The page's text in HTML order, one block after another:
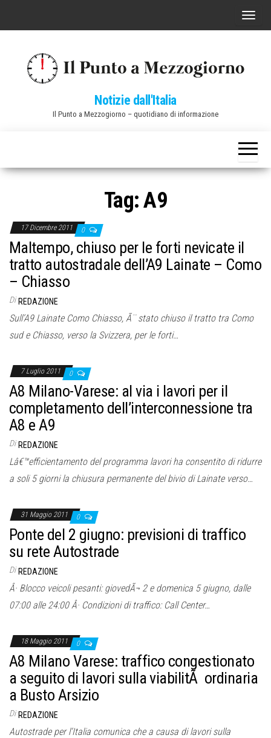
C
a
v
o
Notizie dall'Italia
Il Punto a Mezzogiorno – quotidiano di informazione
Tag:A9
17 Dicembre 2011 0
Maltempo, chiuso per le forti nevicate il
tratto autostradale dell’A9 Lainate – Como
– Chiasso
Di REDAZIONE
Sull’A9 Lainate Como Chiasso, Ã¨ stato chiuso il tratto tra Como
sud e Chiasso, verso la Svizzera, per le forti…
7 Luglio 2011 0
A8 Milano-Varese: al via i lavori per il
completamento dell’interconnessione tra
A8 e A9
Di REDAZIONE
Lâ€™efficientamento del programma lavori ha consentito di ridurre
a soli 5 giorni la chiusura permanente del bivio di Lainate verso…
31 Maggio 2011 0
Ponte del 2 giugno: previsioni di traffico
su rete Autostrade
Di REDAZIONE
Â· Blocco veicoli pesanti: giovedÃ¬ 2 e domenica 5 giugno, dalle
07:00 alle 24:00 Â· Condizioni di traffico: Call Center…
18 Maggio 2011 0
A8 Milano Varese: traffico congestionato
a seguito di lavori sulla viabilitÃ ordinaria
a Busto Arsizio
Di REDAZIONE
Autostrade per l’Italia comunica che a causa di lavori sulla